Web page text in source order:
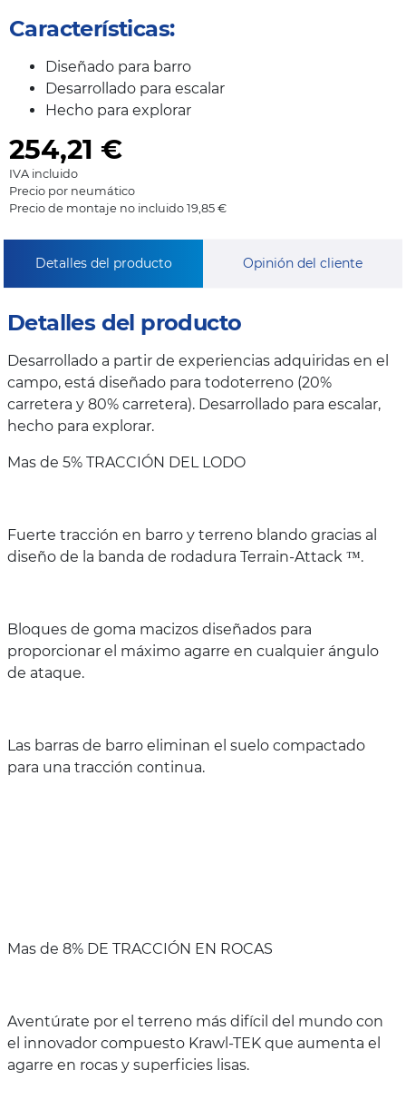
Características:
Diseñado para barro
Desarrollado para escalar
Hecho para explorar
254,21 €
IVA incluido
Precio por neumático
Precio de montaje no incluido 19,85 €
Detalles del producto Opinión del cliente
Detalles del producto
Desarrollado a partir de experiencias adquiridas en el
campo, está diseñado para todoterreno (20%
carretera y 80% carretera). Desarrollado para escalar,
hecho para explorar.
Mas de 5% TRACCIÓN DEL LODO
Fuerte tracción en barro y terreno blando gracias al
diseño de la banda de rodadura Terrain-Attack ™.
Bloques de goma macizos diseñados para
proporcionar el máximo agarre en cualquier ángulo
de ataque.
Las barras de barro eliminan el suelo compactado
para una tracción continua.
Mas de 8% DE TRACCIÓN EN ROCAS
Aventúrate por el terreno más difícil del mundo con
el innovador compuesto Krawl-TEK que aumenta el
agarre en rocas y superficies lisas.